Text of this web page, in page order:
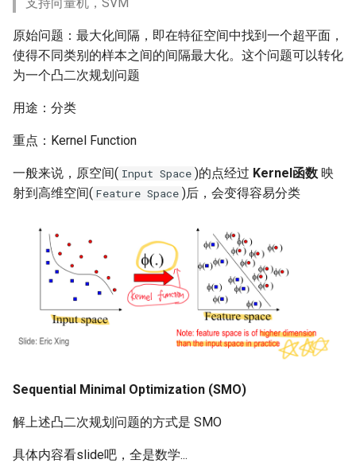
原始问题：最大化间隔，即在特征空间中找到一个超平面，
使得不同类别的样本之间的间隔最大化。这个问题可以转化
为一个凸二次规划问题
用途：分类
重点：Kernel Function
一般来说，原空间( Input Space )的点经过 Kernel函数 映
射到高维空间( Feature Space )后，会变得容易分类
Sequential Minimal Optimization (SMO)
解上述凸二次规划问题的方式是 SMO
具体内容看slide吧，全是数学...